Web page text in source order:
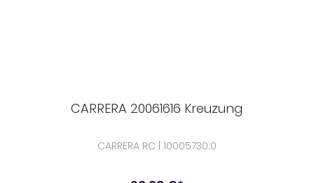
CARRERA 20061616 Kreuzung
CARRERA RC | 10005730;0